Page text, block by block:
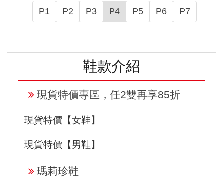
鞋款介紹
現貨特價專區，任2雙再享85折
現貨特價【女鞋】
現貨特價【男鞋】
瑪莉珍鞋
P1 P2 P3 P4 P5 P6 P7